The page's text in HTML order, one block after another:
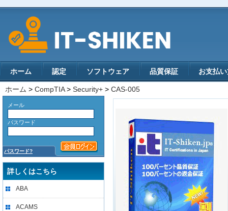
ホーム 認定 ソフトウェア 品質保証 お支払
ホーム > CompTIA> Security+ > CAS-005
メール
パスワード
パスワード?
詳しくはこちら
ABA
ACAMS